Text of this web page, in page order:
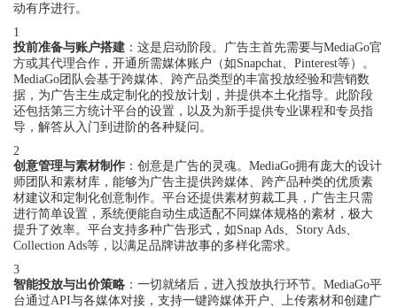
动有序进行。
1
投前准备与账户搭建 ：这是启动阶段。广告主首先需要与MediaGo官
方或其代理合作，开通所需媒体账户（如Snapchat、Pinterest等）。
MediaGo团队会基于跨媒体、跨产品类型的丰富投放经验和营销数
据，为广告主生成定制化的投放计划，并提供本土化指导。此阶段
还包括第三方统计平台的设置，以及为新手提供专业课程和专员指
导，解答从入门到进阶的各种疑问。
2
创意管理与素材制作 ：创意是广告的灵魂。MediaGo拥有庞大的设计
师团队和素材库，能够为广告主提供跨媒体、跨产品种类的优质素
材建议和定制化创意制作。平台还提供素材剪裁工具，广告主只需
进行简单设置，系统便能自动生成适配不同媒体规格的素材，极大
提升了效率。平台支持多种广告形式，如Snap Ads、Story Ads、
Collection Ads等，以满足品牌讲故事的多样化需求。
3
智能投放与出价策略 ：一切就绪后，进入投放执行环节。MediaGo平
台通过API与各媒体对接，支持一键跨媒体开户、上传素材和创建广